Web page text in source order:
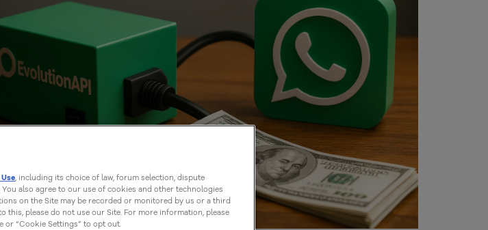
, including its choice of law, forum selection, dispute
also agree to our use of cookies and other technologies
on the Site may be recorded or monitored by us or a third
this, please do not use our Site. For more information, please
or “Cookie Settings” to opt out.